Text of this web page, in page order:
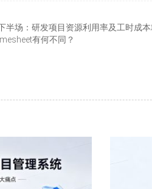
半场：研发项目资源利用率及工时成
有何不同？